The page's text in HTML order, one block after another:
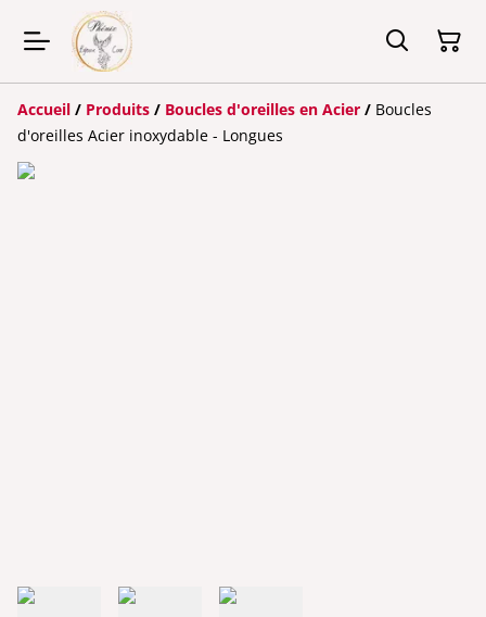
Accueil / Produits / Boucles d'oreilles en Acier / Boucles
d'oreilles Acier inoxydable - Longues